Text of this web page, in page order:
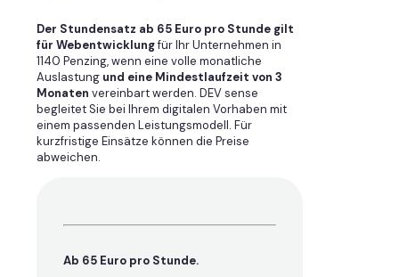
Der Stundensatz ab 65 Euro pro Stunde gilt
für Webentwicklungfür Ihr Unternehmen in
1140 Penzing, wenn eine volle monatliche
Auslastung und eine Mindestlaufzeit von 3
Monaten vereinbart werden. DEV sense
begleitet Sie bei Ihrem digitalen Vorhaben mit
einem passenden Leistungsmodell. Für
kurzfristige Einsätze können die Preise
abweichen.
Ab 65 Euro pro Stunde.